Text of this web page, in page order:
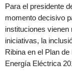
Para el presidente
momento decisivo
instituciones vienen
iniciativas, la
Ribina en el Plan
Energía Eléctrica